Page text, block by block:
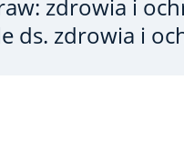
zdrowia i
ds. zdrowia i